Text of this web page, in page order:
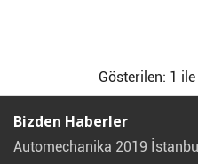
Gösterilen: 1
Bizden Haberler
Automechanika 2019 İstanbul